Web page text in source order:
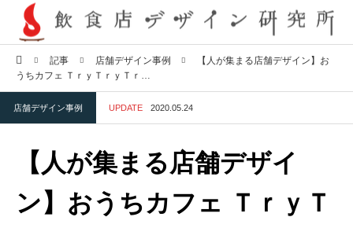
ホーム記事 店舗デザイン事例
【人が集まる店舗デザイン】お
うちカフェ ＴｒｙＴｒｙＴｒ…
店舗デザイン事例 UPDATE 2020.05.24
【人が集まる店舗デザイ
ン】おうちカフェ ＴｒｙＴ